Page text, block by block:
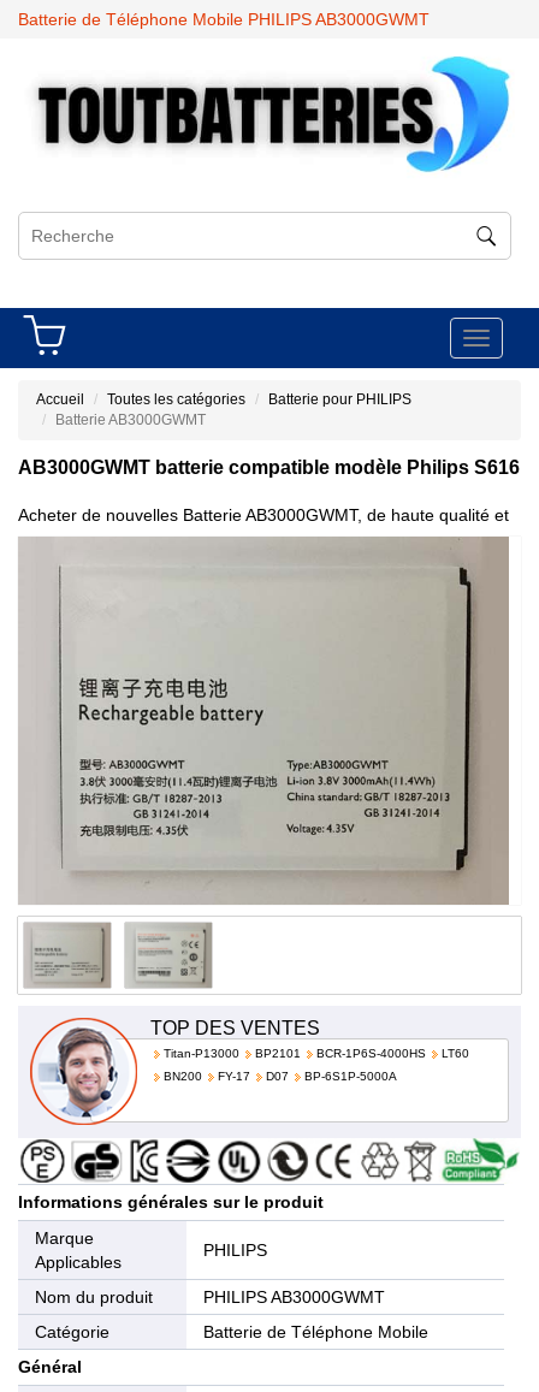
Batterie de Téléphone Mobile PHILIPS AB3000GWMT
Toggle
Accueil Toutes les catégories
Batterie pour PHILIPS
Batterie AB3000GWMT
AB3000GWMT batterie compatible modèle Philips S616
Acheter de nouvelles Batterie AB3000GWMT, de haute qualité et
TOP DES VENTES
Titan-P13000 BP2101 BCR-1P6S-4000HS
LT60
BN200
FY-17 D07 BP-6S1P-5000A
Informations générales sur le produit
Marque
Applicables
PHILIPS
Nom du produit
PHILIPS AB3000GWMT
Catégorie
Batterie de Téléphone Mobile
Général